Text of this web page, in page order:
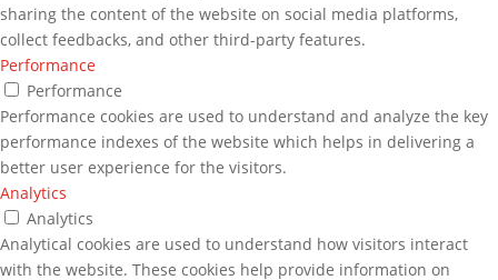
sharing the content of the website on social media platforms,
collect feedbacks, and other third-party features.
Performance
Performance
Performance cookies are used to understand and analyze the key
performance indexes of the website which helps in delivering a
better user experience for the visitors.
Analytics
Analytics
Analytical cookies are used to understand how visitors interact
with the website. These cookies help provide information on